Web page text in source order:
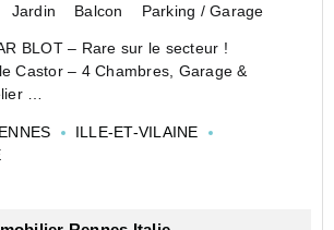
Jardin Balcon Parking / Garage
BLOT – Rare sur le secteur !
Castor – 4 Chambres, Garage &
Alma
stratégique : Le calme aux portes
ILLE-ET-VILAINE